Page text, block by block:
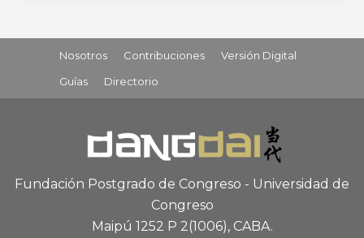
Nosotros Contribuciones
Versión Digital
Guías
Directorio
Fundación Postgrado de Congreso - Universidad de
Congreso
Maipú 1252 P 2(1006), CABA.